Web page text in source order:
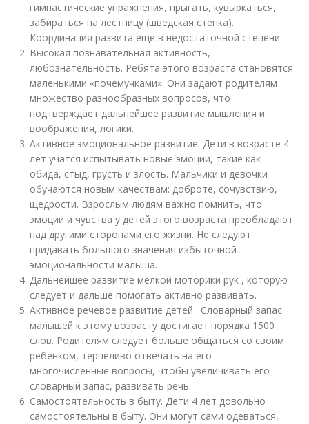
гимнастические упражнения, прыгать, кувыркаться,
забираться на лестницу (шведская стенка).
Координация развита еще в недостаточной степени.
Высокая познавательная активность,
любознательность. Ребята этого возраста становятся
маленькими «почемучками». Они задают родителям
множество разнообразных вопросов, что
подтверждает дальнейшее развитие мышления и
воображения, логики.
Активное эмоциональное развитие. Дети в возрасте 4
лет учатся испытывать новые эмоции, такие как
обида, стыд, грусть и злость. Мальчики и девочки
обучаются новым качествам: доброте, сочувствию,
щедрости. Взрослым людям важно помнить, что
эмоции и чувства у детей этого возраста преобладают
над другими сторонами его жизни. Не следуют
придавать большого значения избыточной
эмоциональности малыша.
Дальнейшее развитие мелкой моторики рук , которую
следует и дальше помогать активно развивать.
Активное речевое развитие детей . Словарный запас
малышей к этому возрасту достигает порядка 1500
слов. Родителям следует больше общаться со своим
ребенком, терпеливо отвечать на его
многочисленные вопросы, чтобы увеличивать его
словарный запас, развивать речь.
Самостоятельность в быту. Дети 4 лет довольно
самостоятельны в быту. Они могут сами одеваться,